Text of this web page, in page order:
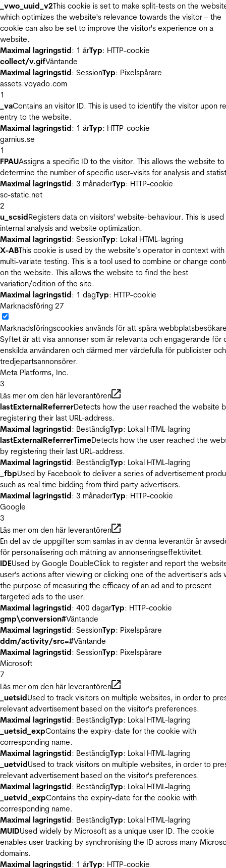
_vwo_uuid_v2This cookie is set to make split-tests on the
which optimizes the website's relevance towards the visitor – the
cookie can also be set to improve the visitor's experience on a
website.
Maximal lagringstid: 1 årTyp: HTTP-cookie
collect/v.gifVäntande
Maximal lagringstid: SessionTyp: Pixelspårare
assets.voyado.com
1
_vaContains an visitor ID. This is used to identify the visitor upon
entry to the website.
Maximal lagringstid: 1 årTyp: HTTP-cookie
garnius.se
1
FPAUAssigns a specific ID to the visitor. This allows the website to
determine the number of specific user-visits for analysis and
Maximal lagringstid: 3 månaderTyp: HTTP-cookie
sc-static.net
2
u_scsidRegisters data on visitors' website-behaviour. This is
internal analysis and website optimization.
Maximal lagringstid: SessionTyp: Lokal HTML-lagring
X-ABThis cookie is used by the website’s operator in context with
multi-variate testing. This is a tool used to combine or change
on the website. This allows the website to find the best
variation/edition of the site.
Maximal lagringstid: 1 dagTyp: HTTP-cookie
Marknadsföring 27
Marknadsföringscookies används för att spåra
Syftet är att visa annonser som är relevanta och engagerande för
enskilda användaren och därmed mer värdefulla för publicister och
tredjepartsannonsörer.
Meta Platforms, Inc.
3
Läs mer om den här leverantören
lastExternalReferrerDetects how the user reached the website
registering their last URL-address.
Maximal lagringstid: BeständigTyp: Lokal HTML-lagring
lastExternalReferrerTimeDetects how the user reached the
by registering their last URL-address.
Maximal lagringstid: BeständigTyp: Lokal HTML-lagring
_fbpUsed by Facebook to deliver a series of advertisement
such as real time bidding from third party advertisers.
Maximal lagringstid: 3 månaderTyp: HTTP-cookie
Google
3
Läs mer om den här leverantören
En del av de uppgifter som samlas in av denna leverantör är
för personalisering och mätning av annonseringseffektivitet.
IDEUsed by Google DoubleClick to register and report the
user's actions after viewing or clicking one of the advertiser's ads
the purpose of measuring the efficacy of an ad and to present
targeted ads to the user.
Maximal lagringstid: 400 dagarTyp: HTTP-cookie
gmp\conversion#Väntande
Maximal lagringstid: SessionTyp: Pixelspårare
ddm/activity/src=#Väntande
Maximal lagringstid: SessionTyp: Pixelspårare
Microsoft
7
Läs mer om den här leverantören
_uetsidUsed to track visitors on multiple websites, in order to
relevant advertisement based on the visitor's preferences.
Maximal lagringstid: BeständigTyp: Lokal HTML-lagring
_uetsid_expContains the expiry-date for the cookie with
corresponding name.
Maximal lagringstid: BeständigTyp: Lokal HTML-lagring
_uetvidUsed to track visitors on multiple websites, in order to
relevant advertisement based on the visitor's preferences.
Maximal lagringstid: BeständigTyp: Lokal HTML-lagring
_uetvid_expContains the expiry-date for the cookie with
corresponding name.
Maximal lagringstid: BeständigTyp: Lokal HTML-lagring
MUIDUsed widely by Microsoft as a unique user ID. The cookie
enables user tracking by synchronising the ID across many
domains.
Maximal lagringstid: 1 årTyp: HTTP-cookie